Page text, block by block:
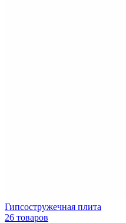
Гипсостружечная плита
26 товаров